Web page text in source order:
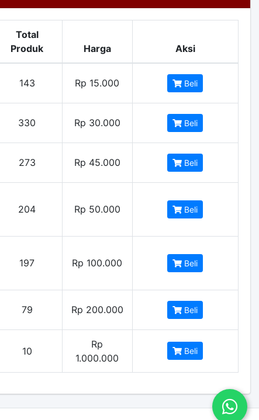
Total
Produk
Harga Aksi
143 Rp 15.000 Beli
330 Rp 30.000 Beli
273 Rp 45.000 Beli
204 Rp 50.000 Beli
197 Rp 100.000 Beli
79 Rp 200.000 Beli
10
Rp
1.000.000
Beli